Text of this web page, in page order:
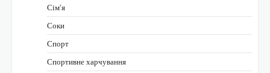
Сім’я
Соки
Спорт
Спортивне харчування